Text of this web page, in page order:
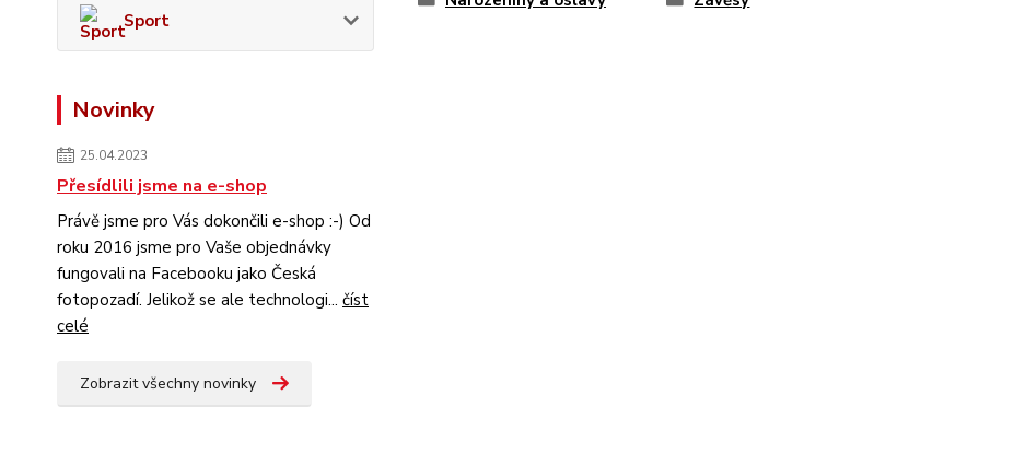
Sport
Novinky
25.04.2023
Přesídlili jsme na e-shop
Právě jsme pro Vás dokončili e-shop :-) Od
roku 2016 jsme pro Vaše objednávky
fungovali na Facebooku jako Česká
fotopozadí. Jelikož se ale technologi... číst
celé
Zobrazit všechny novinky